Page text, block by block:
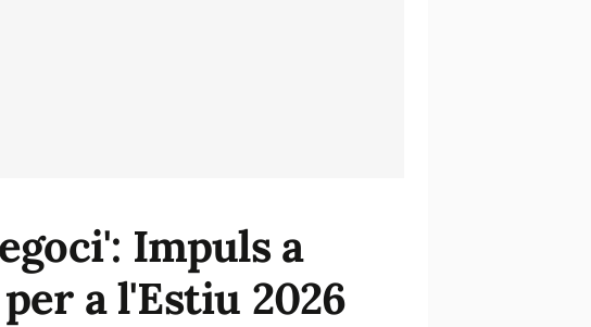
Impuls a
a l'Estiu 2026